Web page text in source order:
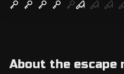
About the escape